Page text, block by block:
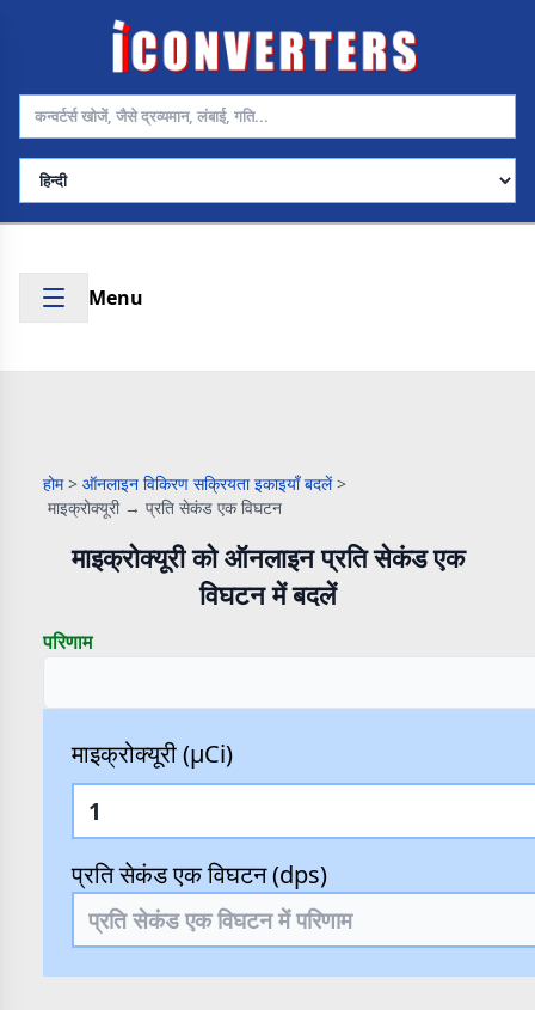
भाषा चुनें
Menu
होम > ऑनलाइन विकिरण सक्रियता इकाइयाँ बदलें >
माइक्रोक्यूरी → प्रति सेकंड एक विघटन
माइक्रोक्यूरी को ऑनलाइन प्रति सेकंड एक
विघटन में बदलें
परिणाम
माइक्रोक्यूरी (µCi)
प्रति सेकंड एक विघटन (dps)